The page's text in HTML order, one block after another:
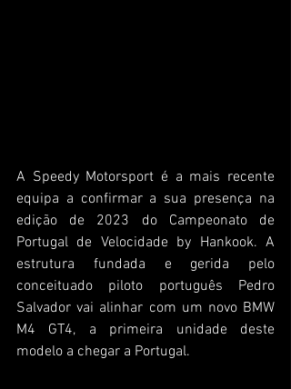
A Speedy Motorsport é a mais recente
equipa a confirmar a sua presença na
edição de 2023 do Campeonato de
Portugal de Velocidade by Hankook. A
estrutura fundada e gerida pelo
conceituado piloto português Pedro
Salvador vai alinhar com um novo BMW
M4 GT4, a primeira unidade deste
modelo a chegar a Portugal.